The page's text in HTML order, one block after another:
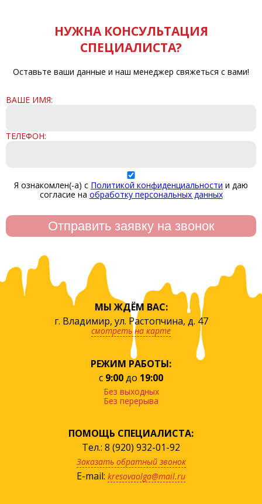
НУЖНА КОНСУЛЬТАЦИЯ
СПЕЦИАЛИСТА?
Оставьте ваши данные и наш менеджер свяжеться с вами!
ВАШЕ ИМЯ:
ТЕЛЕФОН:
Я ознакомлен(-а) с Политикой конфиденциальности и даю
согласие на обработку персональных данных
МЫ ЖДЁМ ВАС:
г. Владимир, ул. Растопчина, д. 47
смотреть на карте
РЕЖИМ РАБОТЫ:
с 9:00до 19:00
Без выходных
Без перерыва
ПОМОЩЬ СПЕЦИАЛИСТА:
Тел.: 8 (920) 932-01-92
Заказать обратный звонок
E-mail: kresovaolga@mail.ru